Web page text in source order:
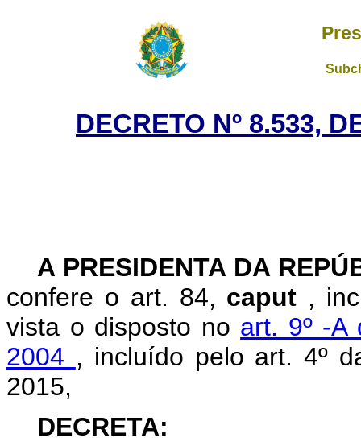
DECRETO Nº 8.533,
A PRESIDENTA DA
confere o art. 84, caput ,
vista o disposto no art. 9º -A
2004 , incluído pelo art. 4º
2015,
DECRETA: